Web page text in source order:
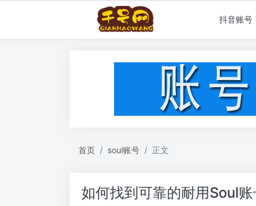
抖音账号
首页 soul账号 正文
如何找到可靠的耐用Soul账